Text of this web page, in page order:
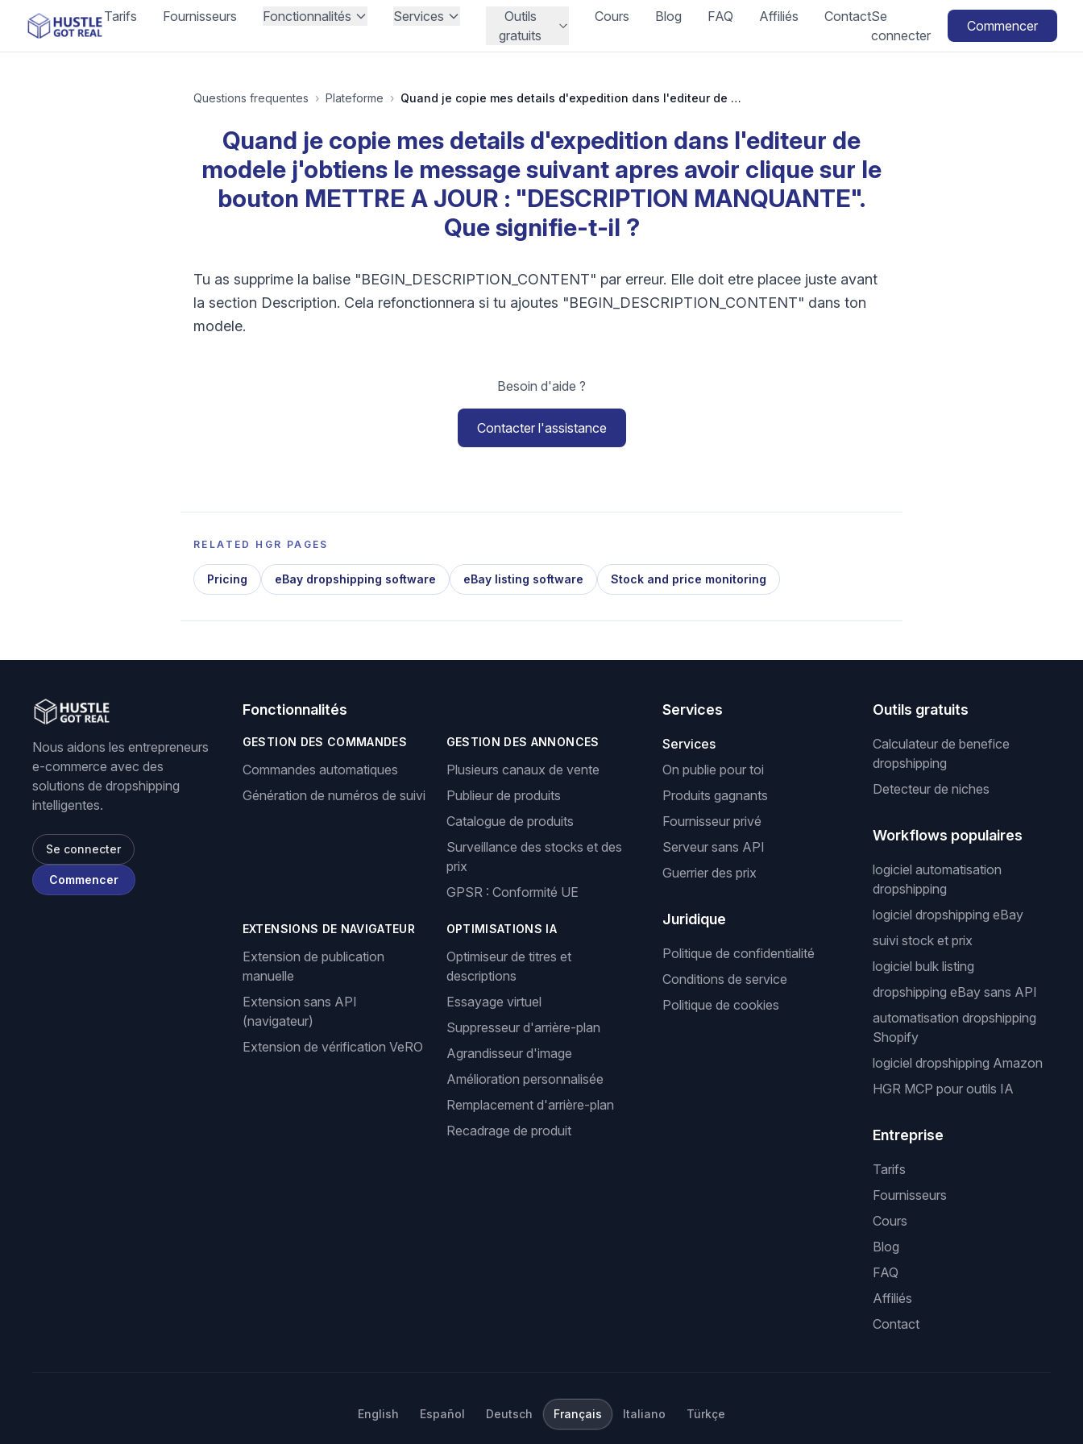
Tarifs Fournisseurs Fonctionnalités Services
Outils
gratuits
Cours Blog FAQ Affiliés ContactSe
connecter
Commencer
Questions frequentes › Plateforme › Quand je copie mes details d'expedition dans l'editeur de modele j'obtiens le message suivant apres avoir clique sur le bouton METTRE A JOUR : "DESCRIPTION MANQUANTE". Que signifie-t-il ?
Quand je copie mes details d'expedition dans l'editeur de
modele j'obtiens le message suivant apres avoir clique sur le
bouton METTRE A JOUR : "DESCRIPTION MANQUANTE".
Que signifie-t-il ?
Tu as supprime la balise "BEGIN_DESCRIPTION_CONTENT" par erreur. Elle doit etre placee juste avant
la section Description. Cela refonctionnera si tu ajoutes "BEGIN_DESCRIPTION_CONTENT" dans ton
modele.
Besoin d'aide ?
Contacter l'assistance
RELATED HGR PAGES
Pricing eBay dropshipping software eBay listing software Stock and price monitoring
Nous aidons les entrepreneurs
e-commerce avec des
solutions de dropshipping
intelligentes.
Se connecter
Commencer
Fonctionnalités
GESTION DES COMMANDES
Commandes automatiques
Génération de numéros de suivi
GESTION DES ANNONCES
Plusieurs canaux de vente
Publieur de produits
Catalogue de produits
Surveillance des stocks et des
prix
GPSR : Conformité UE
EXTENSIONS DE NAVIGATEUR
Extension de publication
manuelle
Extension sans API
(navigateur)
Extension de vérification VeRO
OPTIMISATIONS IA
Optimiseur de titres et
descriptions
Essayage virtuel
Suppresseur d'arrière-plan
Agrandisseur d'image
Amélioration personnalisée
Remplacement d'arrière-plan
Recadrage de produit
Services
Services
On publie pour toi
Produits gagnants
Fournisseur privé
Serveur sans API
Guerrier des prix
Juridique
Politique de confidentialité
Conditions de service
Politique de cookies
Outils gratuits
Calculateur de benefice
dropshipping
Detecteur de niches
Workflows populaires
logiciel automatisation
dropshipping
logiciel dropshipping eBay
suivi stock et prix
logiciel bulk listing
dropshipping eBay sans API
automatisation dropshipping
Shopify
logiciel dropshipping Amazon
HGR MCP pour outils IA
Entreprise
Tarifs
Fournisseurs
Cours
Blog
FAQ
Affiliés
Contact
English Español Deutsch Français Italiano Türkçe